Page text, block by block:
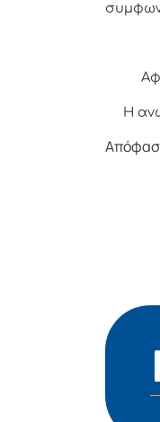
Α
Η